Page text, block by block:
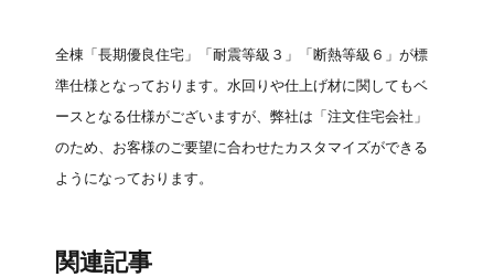
全棟「長期優良住宅」「耐震等級３」「断熱等級６」が標
準仕様となっております。水回りや仕上げ材に関してもベ
ースとなる仕様がございますが、弊社は「注文住宅会社」
のため、お客様のご要望に合わせたカスタマイズができる
ようになっております。
関連記事